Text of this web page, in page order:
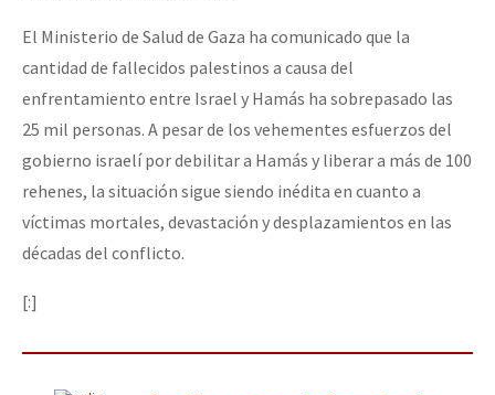
El Ministerio de Salud de Gaza ha comunicado que la
cantidad de fallecidos palestinos a causa del
enfrentamiento entre Israel y Hamás ha sobrepasado las
25 mil personas. A pesar de los vehementes esfuerzos del
gobierno israelí por debilitar a Hamás y liberar a más de 100
rehenes, la situación sigue siendo inédita en cuanto a
víctimas mortales, devastación y desplazamientos en las
décadas del conflicto.
[:]